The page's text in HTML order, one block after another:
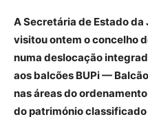
A Secretária de Estado
visitou ontem o concelho
numa deslocação
aos balcões BUPi —
nas áreas do
do património classificado